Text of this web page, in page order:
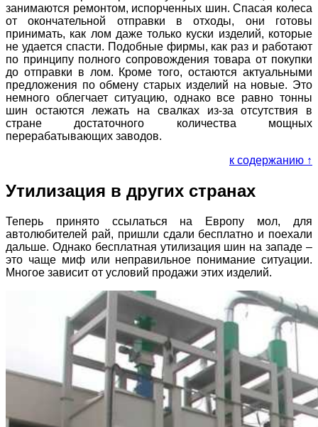
занимаются ремонтом, испорченных шин. Спасая колеса
от окончательной отправки в отходы, они готовы
принимать, как лом даже только куски изделий, которые
не удается спасти. Подобные фирмы, как раз и работают
по принципу полного сопровождения товара от покупки
до отправки в лом. Кроме того, остаются актуальными
предложения по обмену старых изделий на новые. Это
немного облегчает ситуацию, однако все равно тонны
шин остаются лежать на свалках из-за отсутствия в
стране достаточного количества мощных
перерабатывающих заводов.
к содержанию ↑
Утилизация в других странах
Теперь принято ссылаться на Европу мол, для
автолюбителей рай, пришли сдали бесплатно и поехали
дальше. Однако бесплатная утилизация шин на западе –
это чаще миф или неправильное понимание ситуации.
Многое зависит от условий продажи этих изделий.